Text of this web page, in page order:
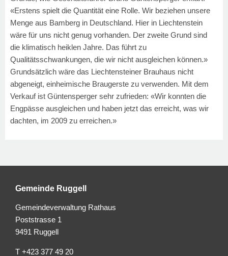
«Erstens spielt die Quantität eine Rolle. Wir beziehen unsere
Menge aus Bamberg in Deutschland. Hier in Liechtenstein
wäre für uns nicht genug vorhanden. Der zweite Grund sind
die klimatisch heiklen Jahre. Das führt zu
Qualitätsschwankungen, die wir nicht ausgleichen können.»
Grundsätzlich wäre das Liechtensteiner Brauhaus nicht
abgeneigt, einheimische Braugerste zu verwenden. Mit dem
Verkauf ist Güntensperger sehr zufrieden: «Wir konnten die
Engpässe ausgleichen und haben jetzt das erreicht, was wir
dachten, im 2009 zu erreichen.»
Gemeinde Ruggell
Gemeindeverwaltung Rathaus
Poststrasse 1
9491 Ruggell
T +423 377 49 20